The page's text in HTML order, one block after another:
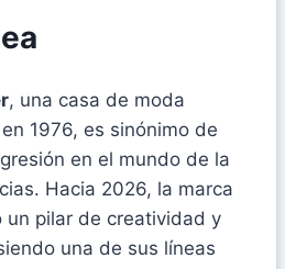
, una casa de moda
1976, es sinónimo de
en el mundo de la
Hacia 2026, la marca
un pilar de creatividad y
una de sus líneas